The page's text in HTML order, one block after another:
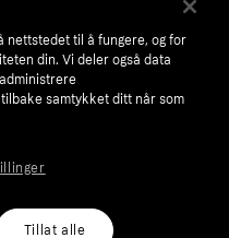
til å fungere, og for
din. Vi deler også data
samtykket ditt når som
Tillat alle